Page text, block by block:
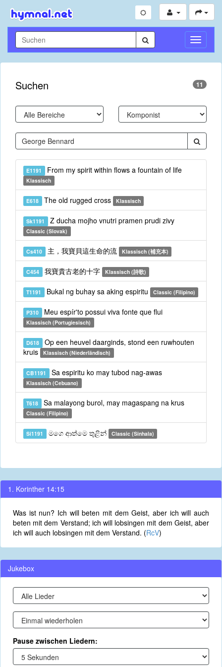
Suchen 11
E1191 From my spirit within flows a fountain of life
Klassisch
E618 The old rugged cross Klassisch
Sk1191 Z ducha mojho vnutri pramen prudi zivy
Classic (Slovak)
Cs410 主，我寶貝這生命的流 Klassisch (補充本)
C454 我寶貴古老的十字 Klassisch (詩歌)
T1191 Bukal ng buhay sa aking espiritu Classic (Filipino)
P310 Meu espír'to possui viva fonte que flui
Klassisch (Portugiesisch)
D618 Op een heuvel daarginds, stond een ruwhouten
kruis
Klassisch (Niederländisch)
CB1191 Sa espiritu ko may tubod nag-awas
Klassisch (Cebuano)
T618 Sa malayong burol, may magaspang na krus
Classic (Filipino)
Si1191 මගෙ ආත්මෙ තුළින් Classic (Sinhala)
1. Korinther 14:15
Was ist nun? Ich will beten mit dem Geist, aber ich will auch
beten mit dem Verstand; ich will lobsingen mit dem Geist, aber
ich will auch lobsingen mit dem Verstand. (RcV)
Jukebox
Pause zwischen Liedern: